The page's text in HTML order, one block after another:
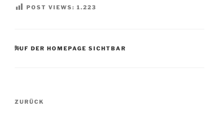
POST VIEWS: 1.223
KATEGORIEN
AUF DER HOMEPAGE SICHTBAR
Beitragsnavigation
Vorheriger
ZURÜCK